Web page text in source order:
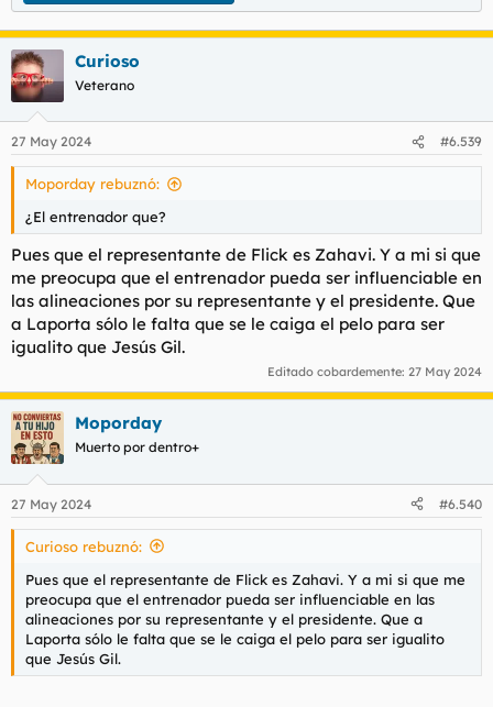
Curioso
Veterano
27 May 2024 #6.539
Moporday rebuznó:
¿El entrenador que?
Pues que el representante de Flick es Zahavi. Y a mi si que
me preocupa que el entrenador pueda ser influenciable en
las alineaciones por su representante y el presidente. Que
a Laporta sólo le falta que se le caiga el pelo para ser
igualito que Jesús Gil.
Editado cobardemente: 27 May 2024
Moporday
Muerto por dentro+
27 May 2024 #6.540
Curioso rebuznó:
Pues que el representante de Flick es Zahavi. Y a mi si que me
preocupa que el entrenador pueda ser influenciable en las
alineaciones por su representante y el presidente. Que a
Laporta sólo le falta que se le caiga el pelo para ser igualito
que Jesús Gil.